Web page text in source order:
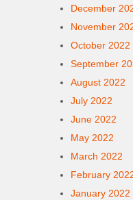
December
November
October 2022
September
August 2022
July 2022
June 2022
May 2022
March 2022
February
January 2022